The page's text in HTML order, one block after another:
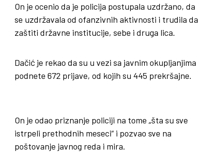
On je ocenio da je policija postupala uzdržano, da
se uzdržavala od ofanzivnih aktivnosti i trudila da
zaštiti državne institucije, sebe i druga lica.
Dačić je rekao da su u vezi sa javnim okupljanjima
podnete 672 prijave, od kojih su 445 prekršajne.
On je odao priznanje policiji na tome „šta su sve
istrpeli prethodnih meseci“ i pozvao sve na
poštovanje javnog reda i mira.